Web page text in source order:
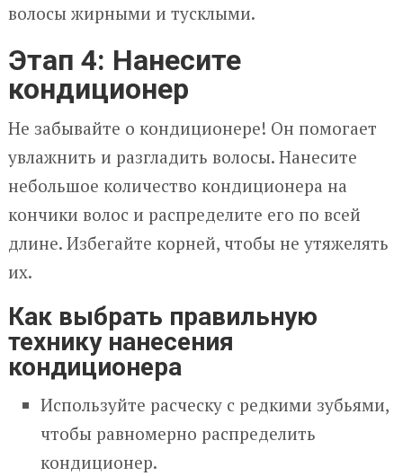
волосы жирными и тусклыми.
Этап 4: Нанесите
кондиционер
Не забывайте о кондиционере! Он помогает
увлажнить и разгладить волосы. Нанесите
небольшое количество кондиционера на
кончики волос и распределите его по всей
длине. Избегайте корней, чтобы не утяжелять
их.
Как выбрать правильную
технику нанесения
кондиционера
Используйте расческу с редкими зубьями,
чтобы равномерно распределить
кондиционер.